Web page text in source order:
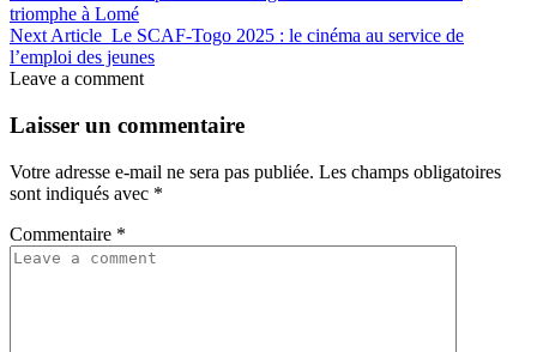
triomphe à Lomé
Next Article Le SCAF-Togo 2025 : le cinéma au service de
l’emploi des jeunes
Leave a comment
Laisser un commentaire
Votre adresse e-mail ne sera pas publiée. Les champs obligatoires
sont indiqués avec *
Commentaire *